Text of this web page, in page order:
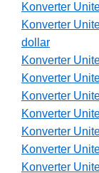
Konverter
Konverter
dollar
Konverter
Konverter
Konverter
Konverter
Konverter
Konverter
Konverter